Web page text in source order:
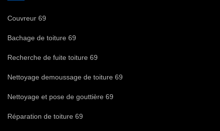
Couvreur 69
Bachage de toiture 69
Recherche de fuite toiture 69
Nettoyage demoussage de toiture 69
Nettoyage et pose de gouttière 69
Réparation de toiture 69